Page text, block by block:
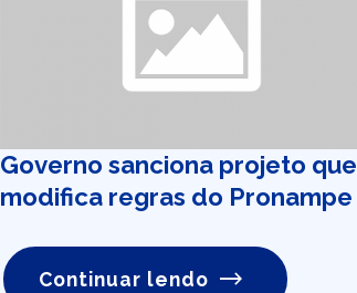
Governo sanciona projeto que
modifica regras do Pronampe
Continuar lendo